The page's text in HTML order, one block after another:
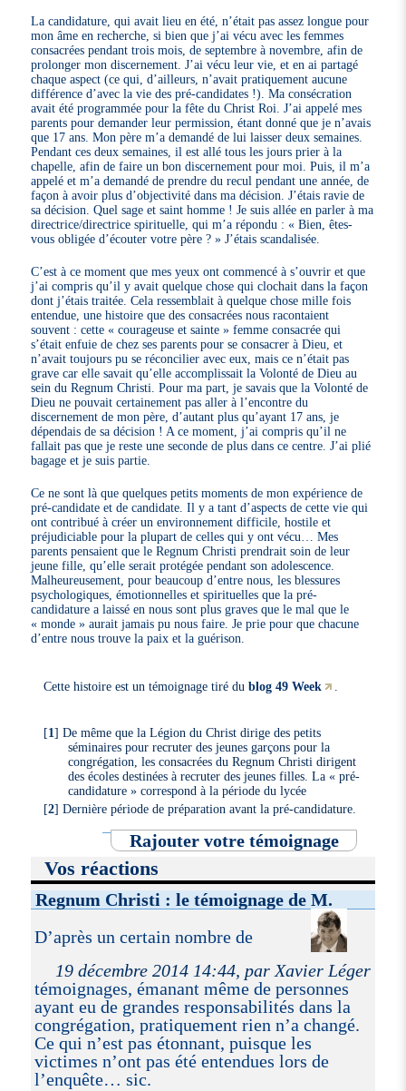
La candidature, qui avait lieu en été, n’était pas assez longue pour
mon âme en recherche, si bien que j’ai vécu avec les femmes
consacrées pendant trois mois, de septembre à novembre, afin de
prolonger mon discernement. J’ai vécu leur vie, et en ai partagé
chaque aspect (ce qui, d’ailleurs, n’avait pratiquement aucune
différence d’avec la vie des pré-candidates !). Ma consécration
avait été programmée pour la fête du Christ Roi. J’ai appelé mes
parents pour demander leur permission, étant donné que je n’avais
que 17 ans. Mon père m’a demandé de lui laisser deux semaines.
Pendant ces deux semaines, il est allé tous les jours prier à la
chapelle, afin de faire un bon discernement pour moi. Puis, il m’a
appelé et m’a demandé de prendre du recul pendant une année, de
façon à avoir plus d’objectivité dans ma décision. J’étais ravie de
sa décision. Quel sage et saint homme ! Je suis allée en parler à ma
directrice/directrice spirituelle, qui m’a répondu : « Bien, êtes-
vous obligée d’écouter votre père ? » J’étais scandalisée.
C’est à ce moment que mes yeux ont commencé à s’ouvrir et que
j’ai compris qu’il y avait quelque chose qui clochait dans la façon
dont j’étais traitée. Cela ressemblait à quelque chose mille fois
entendue, une histoire que des consacrées nous racontaient
souvent : cette « courageuse et sainte » femme consacrée qui
s’était enfuie de chez ses parents pour se consacrer à Dieu, et
n’avait toujours pu se réconcilier avec eux, mais ce n’était pas
grave car elle savait qu’elle accomplissait la Volonté de Dieu au
sein du Regnum Christi. Pour ma part, je savais que la Volonté de
Dieu ne pouvait certainement pas aller à l’encontre du
discernement de mon père, d’autant plus qu’ayant 17 ans, je
dépendais de sa décision ! A ce moment, j’ai compris qu’il ne
fallait pas que je reste une seconde de plus dans ce centre. J’ai plié
bagage et je suis partie.
Ce ne sont là que quelques petits moments de mon expérience de
pré-candidate et de candidate. Il y a tant d’aspects de cette vie qui
ont contribué à créer un environnement difficile, hostile et
préjudiciable pour la plupart de celles qui y ont vécu… Mes
parents pensaient que le Regnum Christi prendrait soin de leur
jeune fille, qu’elle serait protégée pendant son adolescence.
Malheureusement, pour beaucoup d’entre nous, les blessures
psychologiques, émotionnelles et spirituelles que la pré-
candidature a laissé en nous sont plus graves que le mal que le
« monde » aurait jamais pu nous faire. Je prie pour que chacune
d’entre nous trouve la paix et la guérison.
Cette histoire est un témoignage tiré dublog 49 Week
[1]De même que la Légion du Christ dirige des petits
séminaires pour recruter des jeunes garçons pour la
congrégation, les consacrées du Regnum Christi dirigent
des écoles destinées à recruter des jeunes filles. La « pré-
candidature » correspond à la période du lycée
[2]Dernière période de préparation avant la pré-candidature.
Rajouter votre témoignage
Vos réactions
Regnum Christi : le témoignage de M.
19 décembre 2014 14:44, par Xavier Léger
D’après un certain nombre de
témoignages, émanant même de personnes
ayant eu de grandes responsabilités dans la
congrégation, pratiquement rien n’a changé.
Ce qui n’est pas étonnant, puisque les
victimes n’ont pas été entendues lors de
l’enquête… sic.